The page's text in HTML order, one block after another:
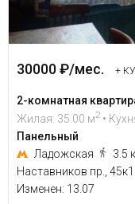
30000 ₽/мес. +
2-комнатная
Жилая: 35.00 м2 •
Панельный
Ладожская
3.5
Наставников пр., 45к1
Изменен: 13.07